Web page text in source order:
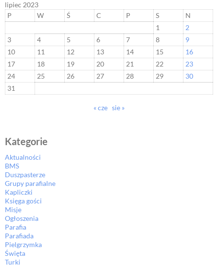
lipiec 2023
P
W Ś C P S
N
1
2
3
4 5 6 7 8
9
10
11 12 13 14 15
16
17
18 19 20 21 22
23
24
25 26 27 28 29
30
31
« cze sie »
Kategorie
Aktualności
BMS
Duszpasterze
Grupy parafialne
Kapliczki
Księga gości
Misje
Ogłoszenia
Parafia
Parafiada
Pielgrzymka
Święta
Turki